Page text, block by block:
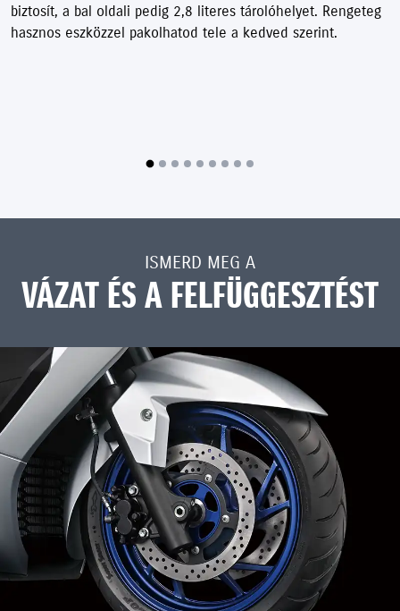
biztosít, a bal oldali pedig 2,8 literes tárolóhelyet. Rengeteg
hasznos eszközzel pakolhatod tele a kedved szerint.
ISMERD MEG A
VÁZAT ÉS A FELFÜGGESZTÉST